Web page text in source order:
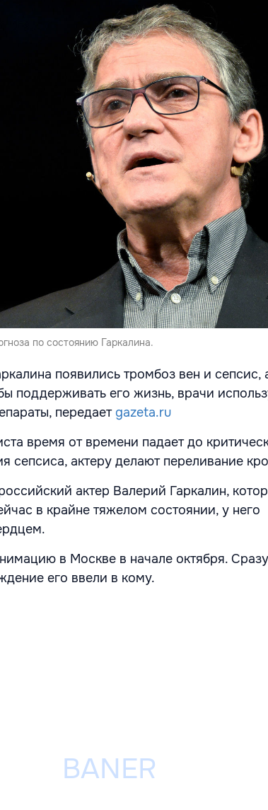
по состоянию Гаркалина.
появились тромбоз вен и сепсис,
поддерживать его жизнь, врачи
передает gazeta.ru
время от времени падает до
сепсиса, актеру делают переливание
актер Валерий Гаркалин,
в крайне тяжелом состоянии, у него
в Москве в начале октября.
его ввели в кому.